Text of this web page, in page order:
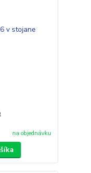
na objednávku